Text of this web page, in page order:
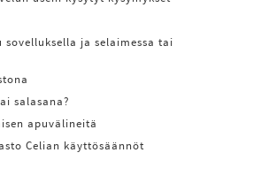
ja selaimessa tai
salasana?
apuvälineitä
Celian käyttösäännöt